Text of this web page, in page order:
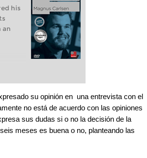
his
an
su opinión en una entrevista con el
no está de acuerdo con las opiniones
sus dudas si o no la decisión de la
meses es buena o no, planteando las